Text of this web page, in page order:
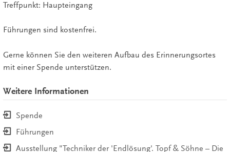
Treffpunkt: Haupteingang
Führungen sind kostenfrei.
Gerne können Sie den weiteren Aufbau des Erinnerungsortes
mit einer Spende unterstützen.
Weitere Informationen
Spende
Führungen
Ausstellung "Techniker der 'Endlösung'. Topf & Söhne – Die